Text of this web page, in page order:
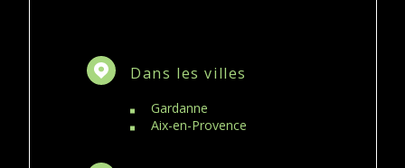
Dans les villes
Gardanne
Aix-en-Provence